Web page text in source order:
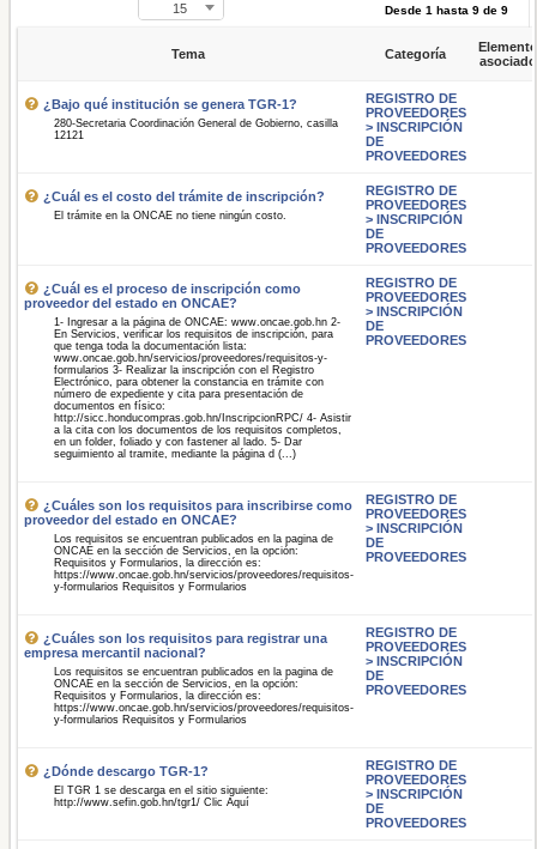
15 Desde 1 hasta 9 de 9
Tema Categoría
¿Bajo qué institución se genera TGR-1?
280-Secretaria Coordinación General de Gobierno, casilla
12121
REGISTRO DE
PROVEEDORES
> INSCRIPCIÓN
DE
PROVEEDORES
¿Cuál es el costo del trámite de inscripción?
El trámite en la ONCAE no tiene ningún costo.
REGISTRO DE
PROVEEDORES
> INSCRIPCIÓN
DE
PROVEEDORES
¿Cuál es el proceso de inscripción como
proveedor del estado en ONCAE?
1- Ingresar a la página de ONCAE: www.oncae.gob.hn 2-
En Servicios, verificar los requisitos de inscripción, para
que tenga toda la documentación lista:
www.oncae.gob.hn/servicios/proveedores/requisitos-y-
formularios 3- Realizar la inscripción con el Registro
Electrónico, para obtener la constancia en trámite con
número de expediente y cita para presentación de
documentos en físico:
http://sicc.honducompras.gob.hn/InscripcionRPC/ 4- Asistir
a la cita con los documentos de los requisitos completos,
en un folder, foliado y con fastener al lado. 5- Dar
seguimiento al tramite, mediante la página d (...)
REGISTRO DE
PROVEEDORES
> INSCRIPCIÓN
DE
PROVEEDORES
¿Cuáles son los requisitos para inscribirse como
proveedor del estado en ONCAE?
Los requisitos se encuentran publicados en la pagina de
ONCAE en la sección de Servicios, en la opción:
Requisitos y Formularios, la dirección es:
https://www.oncae.gob.hn/servicios/proveedores/requisitos-
y-formularios Requisitos y Formularios
REGISTRO DE
PROVEEDORES
> INSCRIPCIÓN
DE
PROVEEDORES
¿Cuáles son los requisitos para registrar una
empresa mercantil nacional?
Los requisitos se encuentran publicados en la pagina de
ONCAE en la sección de Servicios, en la opción:
Requisitos y Formularios, la dirección es:
https://www.oncae.gob.hn/servicios/proveedores/requisitos-
y-formularios Requisitos y Formularios
REGISTRO DE
PROVEEDORES
> INSCRIPCIÓN
DE
PROVEEDORES
¿Dónde descargo TGR-1?
El TGR 1 se descarga en el sitio siguiente:
http://www.sefin.gob.hn/tgr1/ Clic Aquí
REGISTRO DE
PROVEEDORES
> INSCRIPCIÓN
DE
PROVEEDORES